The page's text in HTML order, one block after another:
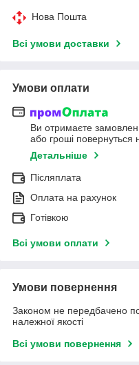
Нова Пошта
Всі умови доставки
Умови оплати
Ви отримаєте
або гроші повернуться
Детальніше
Післяплата
Оплата на рахунок
Готівкою
Всі умови оплати
Умови повернення
Законом не передбачено
належної якості
Всі умови повернення